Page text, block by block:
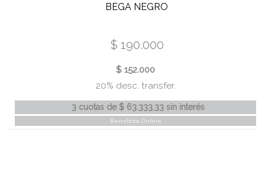
MARROC
PRINT
FUCSIA
CHOCOLATE
BEGA NEGRO
$ 190.000
$ 152.000
20% desc. transfer.
3 cuotasde $ 63.333,33sin interés
Beneficios Online